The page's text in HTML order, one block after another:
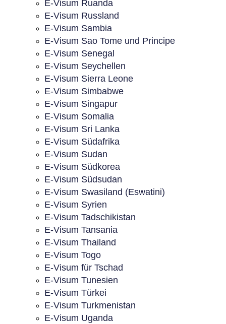
E-Visum Ruanda
E-Visum Russland
E-Visum Sambia
E-Visum Sao Tome und Principe
E-Visum Senegal
E-Visum Seychellen
E-Visum Sierra Leone
E-Visum Simbabwe
E-Visum Singapur
E-Visum Somalia
E-Visum Sri Lanka
E-Visum Südafrika
E-Visum Sudan
E-Visum Südkorea
E-Visum Südsudan
E-Visum Swasiland (Eswatini)
E-Visum Syrien
E-Visum Tadschikistan
E-Visum Tansania
E-Visum Thailand
E-Visum Togo
E-Visum für Tschad
E-Visum Tunesien
E-Visum Türkei
E-Visum Turkmenistan
E-Visum Uganda